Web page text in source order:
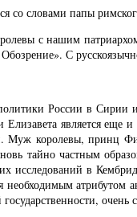
со словами папы
с нашим
С
России в Сирии
Елизавета является
Муж королевы, принц
тайно частным
исследований в
необходимым